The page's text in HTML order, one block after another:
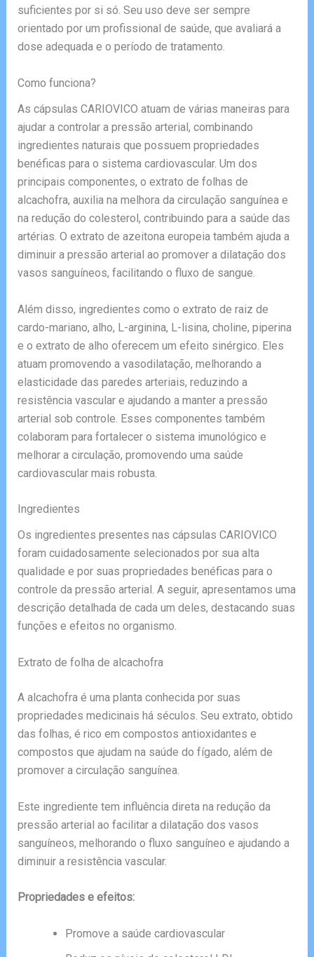
suficientes por si só. Seu uso deve ser sempre
orientado por um profissional de saúde, que avaliará a
dose adequada e o período de tratamento.
Como funciona?
As cápsulas CARIOVICO atuam de várias maneiras para
ajudar a controlar a pressão arterial, combinando
ingredientes naturais que possuem propriedades
benéficas para o sistema cardiovascular. Um dos
principais componentes, o extrato de folhas de
alcachofra, auxilia na melhora da circulação sanguínea e
na redução do colesterol, contribuindo para a saúde das
artérias. O extrato de azeitona europeia também ajuda a
diminuir a pressão arterial ao promover a dilatação dos
vasos sanguíneos, facilitando o fluxo de sangue.
Além disso, ingredientes como o extrato de raiz de
cardo-mariano, alho, L-arginina, L-lisina, choline, piperina
e o extrato de alho oferecem um efeito sinérgico. Eles
atuam promovendo a vasodilatação, melhorando a
elasticidade das paredes arteriais, reduzindo a
resistência vascular e ajudando a manter a pressão
arterial sob controle. Esses componentes também
colaboram para fortalecer o sistema imunológico e
melhorar a circulação, promovendo uma saúde
cardiovascular mais robusta.
Ingredientes
Os ingredientes presentes nas cápsulas CARIOVICO
foram cuidadosamente selecionados por sua alta
qualidade e por suas propriedades benéficas para o
controle da pressão arterial. A seguir, apresentamos uma
descrição detalhada de cada um deles, destacando suas
funções e efeitos no organismo.
Extrato de folha de alcachofra
A alcachofra é uma planta conhecida por suas
propriedades medicinais há séculos. Seu extrato, obtido
das folhas, é rico em compostos antioxidantes e
compostos que ajudam na saúde do fígado, além de
promover a circulação sanguínea.
Este ingrediente tem influência direta na redução da
pressão arterial ao facilitar a dilatação dos vasos
sanguíneos, melhorando o fluxo sanguíneo e ajudando a
diminuir a resistência vascular.
Propriedades e efeitos:
Promove a saúde cardiovascular